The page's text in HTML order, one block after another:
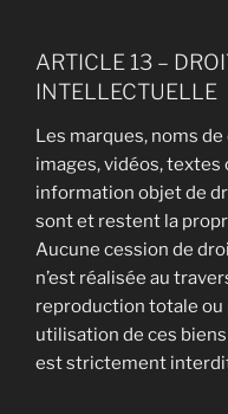
ARTICLE 13 –
INTELLECTUELLE
Les marques, noms
images, vidéos,
information objet de
sont et restent la
Aucune cession de
n’est réalisée au
reproduction totale
utilisation de ces
est strictement